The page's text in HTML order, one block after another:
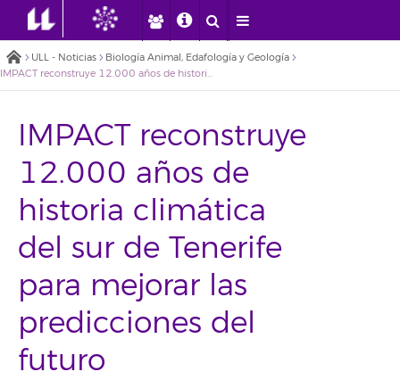
ULL - Noticias
Biología Animal, Edafología y Geología
IMPACT reconstruye 12.000 años de historia climática del sur de Tenerife para mejorar las predicciones del futuro
IMPACT reconstruye
12.000 años de
historia climática
del sur de Tenerife
para mejorar las
predicciones del
futuro